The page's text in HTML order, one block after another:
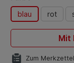
blau
rot
Mit
Zum